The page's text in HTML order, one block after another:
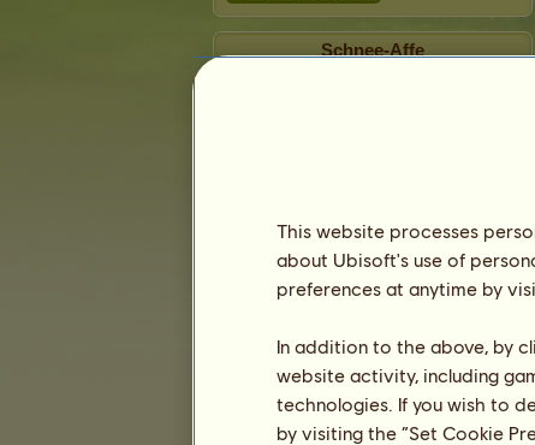
Schnee-Affe
This website processes
about Ubisoft's use of
preferences at anytime by
In addition to the above, by
website activity, including
technologies. If you wish to
by visiting the “Set Cookie